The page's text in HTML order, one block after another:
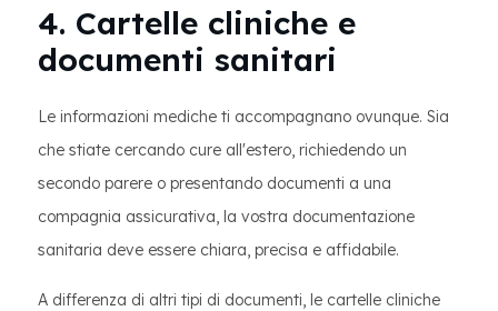
4. Cartelle cliniche e
documenti sanitari
Le informazioni mediche ti accompagnano ovunque. Sia
che stiate cercando cure all'estero, richiedendo un
secondo parere o presentando documenti a una
compagnia assicurativa, la vostra documentazione
sanitaria deve essere chiara, precisa e affidabile.
A differenza di altri tipi di documenti, le cartelle cliniche